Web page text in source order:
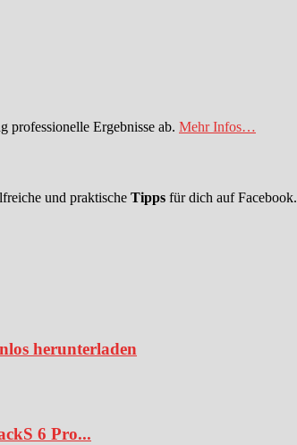
professionelle Ergebnisse ab. Mehr Infos…
und praktische Tipps für dich auf Facebook.
herunterladen
6 Pro...